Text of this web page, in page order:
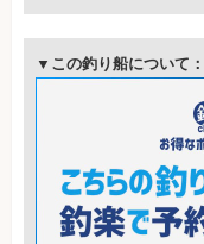
▼この釣り船について：